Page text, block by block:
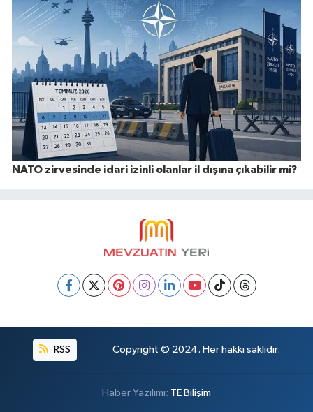
NATO zirvesinde idari izinli olanlar il dışına çıkabilir mi?
RSS Copyright © 2024. Her hakkı saklıdır.
Haber Yazılımı: TE Bilişim